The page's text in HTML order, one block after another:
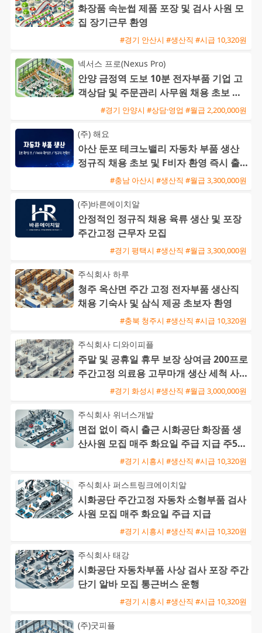
화장품 속눈썹 제품 포장 및 검사 사원 모
집 장기근무 환영
#경기 안산시 #생산직 #시급 10,320원
넥서스 프로(Nexus Pro)
안양 금정역 도보 10분 전자부품 기업 고
객상담 및 주문관리 사무원 채용 초보 가
#경기 안양시 #상담·영업 #월급 2,200,000원
(주) 해요
아산 둔포 테크노밸리 자동차 부품 생산
정규직 채용 초보 및 F비자 환영 즉시 출
#충남 아산시 #생산직 #월급 3,300,000원
(주)바른에이치알
안정적인 정규직 채용 육류 생산 및 포장
주간고정 근무자 모집
#경기 평택시 #생산직 #월급 3,300,000원
주식회사 하루
청주 옥산면 주간 고정 전자부품 생산직
채용 기숙사 및 삼식 제공 초보자 환영
#충북 청주시 #생산직 #시급 10,320원
주식회사 디와이피플
주말 및 공휴일 휴무 보장 상여금 200프로
주간고정 의료용 고무마개 생산 세척 사원
#경기 화성시 #생산직 #월급 3,000,000원
주식회사 위너스개발
면접 없이 즉시 출근 시화공단 화장품 생
산사원 모집 매주 화요일 주급 지급 주5일
#경기 시흥시 #생산직 #시급 10,320원
주식회사 퍼스트링크에이치알
시화공단 주간고정 자동차 소형부품 검사
사원 모집 매주 화요일 주급 지급
#경기 시흥시 #생산직 #시급 10,320원
주식회사 태강
시화공단 자동차부품 사상 검사 포장 주간
단기 알바 모집 통근버스 운행
#경기 시흥시 #생산직 #시급 10,320원
(주)굿피플